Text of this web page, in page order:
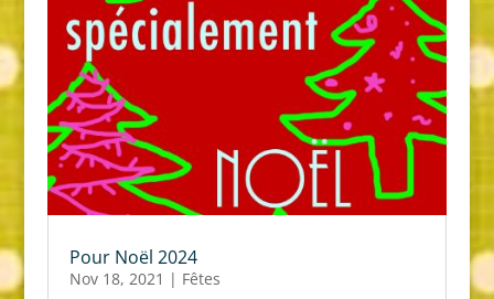
Pour Noël 2024
Nov 18, 2021 | Fêtes